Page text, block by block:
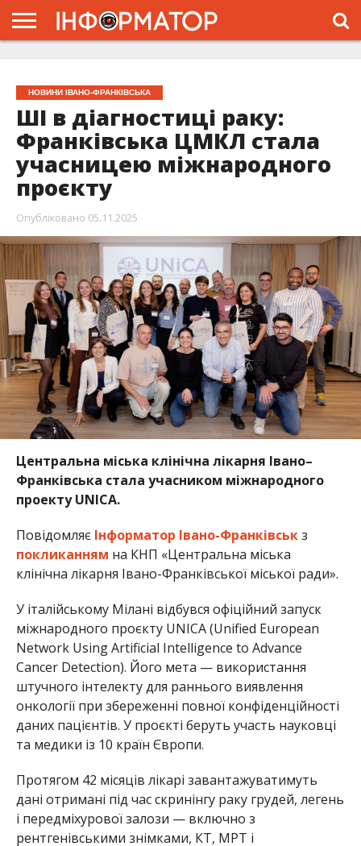
НОВИНИ ІВАНО-ФРАНКІВСЬКА
ШІ в діагностиці раку:
Франківська ЦМКЛ стала
учасницею міжнародного
проєкту
Опубліковано 05.11.2025
Центральна міська клінічна лікарня Івано–
Франківська стала учасником міжнародного
проекту UNICA.
Повідомляє Інформатор Івано-Франківськз
покликанням на КНП «Центральна міська
клінічна лікарня Івано-Франківської міської ради».
У італійському Мілані відбувся офіційний запуск
міжнародного проєкту UNICA (Unified European
Network Using Artificial Intelligence to Advance
Cancer Detection). Його мета — використання
штучного інтелекту для раннього виявлення
онкології при збереженні повної конфіденційності
даних пацієнтів. У проєкті беруть участь науковці
та медики із 10 країн Європи.
Протягом 42 місяців лікарі завантажуватимуть
дані отримані під час скринінгу раку грудей, легень
і передміхурової залози — включно з
рентгенівськими знімками, КТ, МРТ і